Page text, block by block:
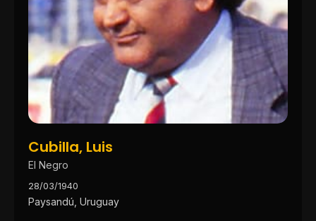
Cubilla, Luis
El Negro
28/03/1940
Paysandú, Uruguay